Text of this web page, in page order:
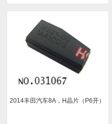
2014丰田汽车8A，H晶片（P6开）